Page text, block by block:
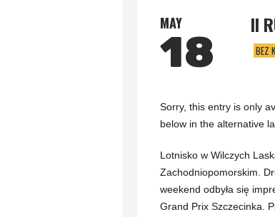
MAY
18
II
BEZ
Sorry, this entry is only
below in the alternative
Lotnisko w Wilczych
Zachodniopomorskim.
weekend odbyła się
Grand Prix Szczecinka.